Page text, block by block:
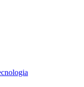
à informação